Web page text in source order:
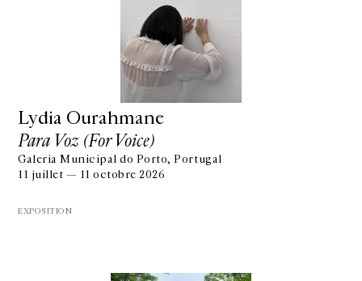
Lydia Ourahmane
Para Voz (For Voice)
Galeria Municipal do Porto, Portugal
11 juillet — 11 octobre 2026
EXPOSITION